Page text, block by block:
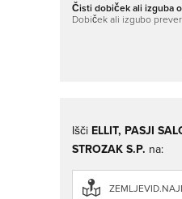
Čisti dobiček ali izguba
Dobiček ali izgubo
Išči ELLIT, PASJI
STROZAK S.P. na: